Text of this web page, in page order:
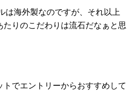
は海外製なのですが、それ以上
たりのこだわりは流石だなぁと思
でエントリーからおすすめして